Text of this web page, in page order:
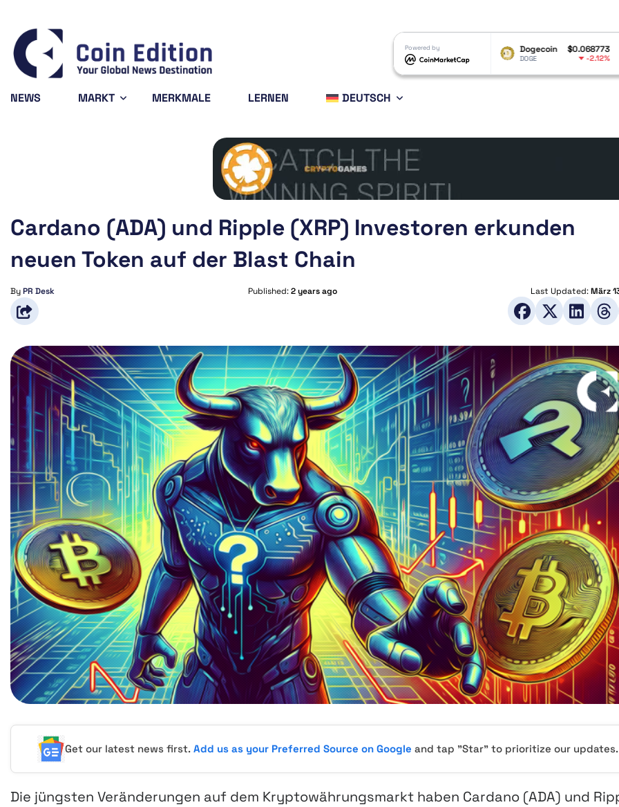
Powered by
Bitcoin
BTC
$0.068773
DOGE -2.12% ETH
NEWS MARKT MERKMALE LERNEN DEUTSCH
Cardano (ADA) und Ripple (XRP) Investoren erkunden
neuen Token auf der Blast Chain
ByPR Desk Published:2 years ago Last Updated:März
Get our latest news first.Add us as your Preferred Source on Google and tap "Star" to prioritize our updates.
Die jüngsten Veränderungen auf dem Kryptowährungsmarkt haben Cardano (ADA) und